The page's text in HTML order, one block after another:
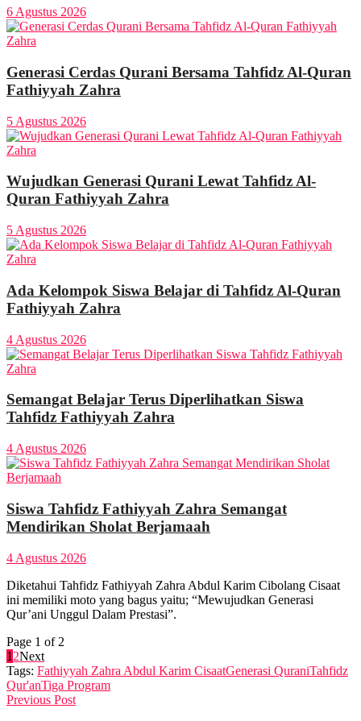
6 Agustus 2026
Generasi Cerdas Qurani Bersama Tahfidz Al-Quran
Fathiyyah Zahra
5 Agustus 2026
Wujudkan Generasi Qurani Lewat Tahfidz Al-
Quran Fathiyyah Zahra
5 Agustus 2026
Ada Kelompok Siswa Belajar di Tahfidz Al-Quran
Fathiyyah Zahra
4 Agustus 2026
Semangat Belajar Terus Diperlihatkan Siswa
Tahfidz Fathiyyah Zahra
4 Agustus 2026
Siswa Tahfidz Fathiyyah Zahra Semangat
Mendirikan Sholat Berjamaah
4 Agustus 2026
Diketahui Tahfidz Fathiyyah Zahra Abdul Karim Cibolang Cisaat
ini memiliki moto yang bagus yaitu; “Mewujudkan Generasi
Qur’ani Unggul Dalam Prestasi”.
Page 1 of 2
1 2Next
Tags: Fathiyyah Zahra Abdul Karim CisaatGenerasi QuraniTahfidz
Qur'anTiga Program
Previous Post